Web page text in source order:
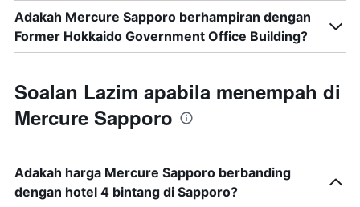
Adakah Mercure Sapporo berhampiran dengan
Former Hokkaido Government Office Building?
Soalan Lazim apabila menempah di
Mercure Sapporo
Adakah harga Mercure Sapporo berbanding
dengan hotel 4 bintang di Sapporo?